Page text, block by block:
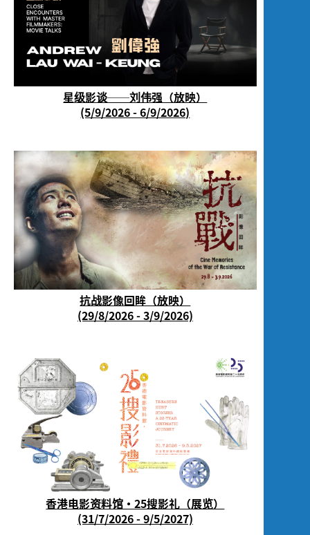
星级影谈──刘伟强（放映）
(5/9/2026 - 6/9/2026)
抗战影像回眸（放映）
(29/8/2026 - 3/9/2026)
香港电影资料馆‧25搜影礼（展览）
(31/7/2026 - 9/5/2027)